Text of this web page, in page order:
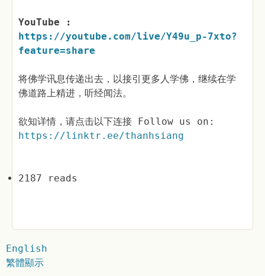
YouTube :
https://youtube.com/live/Y49u_p-7xto?
feature=share
将佛学讯息传递出去，以接引更多人学佛，继续在学
佛道路上精进，听经闻法。
欲知详情，请点击以下连接 Follow us on:
https://linktr.ee/thanhsiang
2187 reads
English
繁體顯示